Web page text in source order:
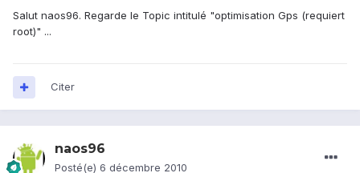
Salut naos96. Regarde le Topic intitulé "optimisation Gps (requiert
root)" ...
Citer
naos96
Posté(e) 6 décembre 2010